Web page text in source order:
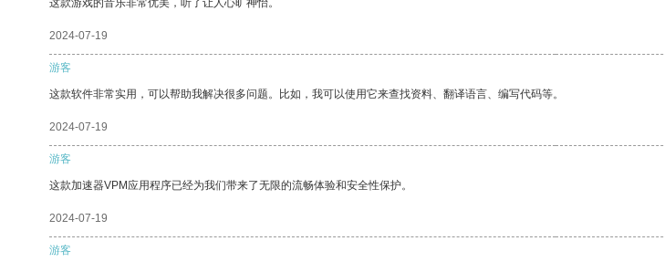
这款游戏的音乐非常优美，听了让人心旷神怡。
2024-07-19
游客
这款软件非常实用，可以帮助我解决很多问题。比如，我可以使用它来查找资料、翻译语言、编写代码等。
2024-07-19
游客
这款加速器VPM应用程序已经为我们带来了无限的流畅体验和安全性保护。
2024-07-19
游客